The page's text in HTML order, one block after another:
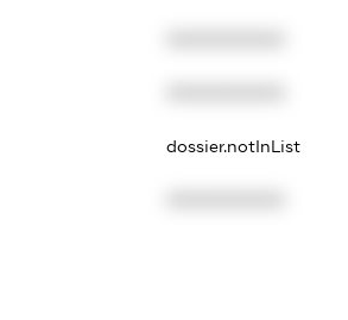
dossier.notInList